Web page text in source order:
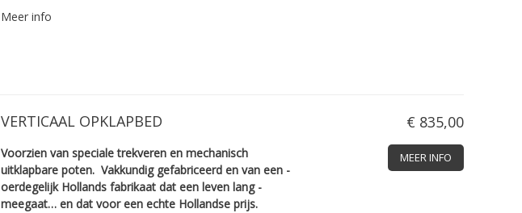
Meer info
VERTICAAL OPKLAPBED € 835,00
MEER INFO
Voorzien van speciale trekveren en mechanisch
uitklapbare poten. Vakkundig ­gefabriceerd en van een ­
oerdegelijk ­Hollands fabrikaat dat een leven lang ­
meegaat… en dat voor een echte ­Hollandse prijs.